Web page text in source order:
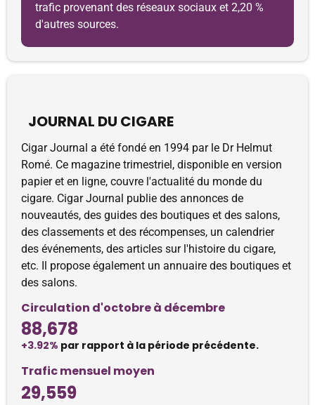
trafic provenant des réseaux sociaux et 2,20 %
d'autres sources.
JOURNAL DU CIGARE
Cigar Journal a été fondé en 1994 par le Dr Helmut
Romé. Ce magazine trimestriel, disponible en version
papier et en ligne, couvre l'actualité du monde du
cigare. Cigar Journal publie des annonces de
nouveautés, des guides des boutiques et des salons,
des classements et des récompenses, un calendrier
des événements, des articles sur l'histoire du cigare,
etc. Il propose également un annuaire des boutiques et
des salons.
Circulation d'octobre à décembre
88,678
+3.92% par rapport à la période précédente.
Trafic mensuel moyen
29,559